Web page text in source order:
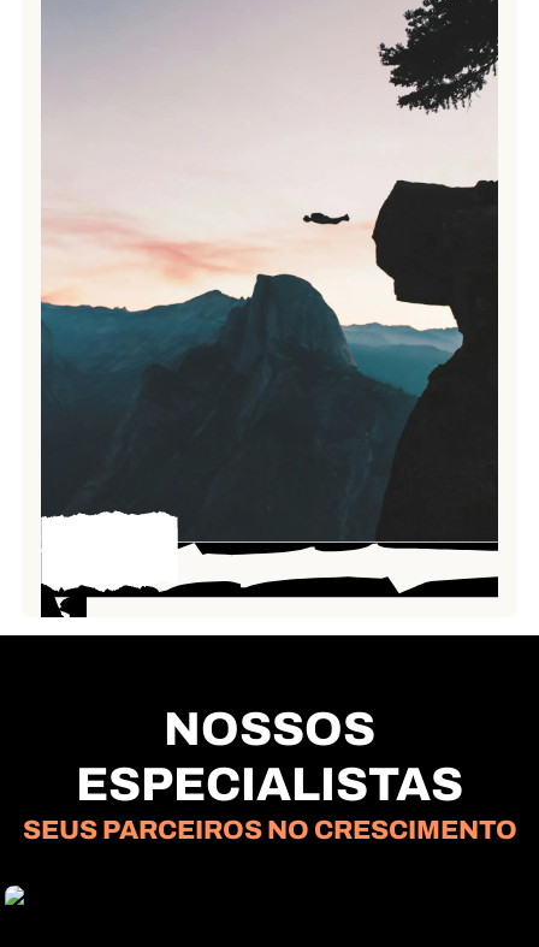
NOSSOS
ESPECIALISTAS
SEUS PARCEIROS NO CRESCIMENTO